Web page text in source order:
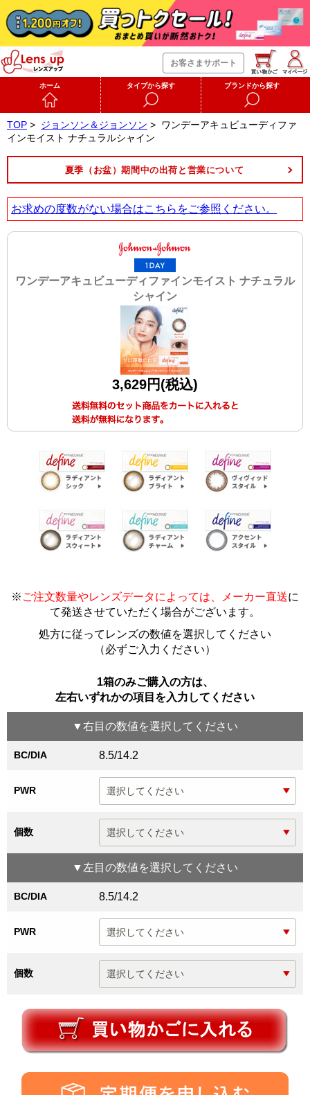
お客さまサポート
ホーム タイプから探す ブランドから探す
TOP > ジョンソン＆ジョンソン > ワンデーアキュビューディファ
インモイスト ナチュラルシャイン
夏季（お盆）期間中の出荷と営業について
お求めの度数がない場合はこちら をご参照ください。
ワンデーアキュビューディファインモイスト ナチュラル
シャイン
3,629円(税込)
※ ご注文数量やレンズデータによっては、メーカー直送に
て発送させていただく場合がございます。
処方に従ってレンズの数値を選択してください
（必ずご入力ください）
1箱のみご購入の方は、
左右いずれかの項目を入力してください
▼右目 の数値を選択してください
BC/DIA 8.5/14.2
PWR
個数
▼ 左目 の数値を選択してください
BC/DIA 8.5/14.2
PWR
個数